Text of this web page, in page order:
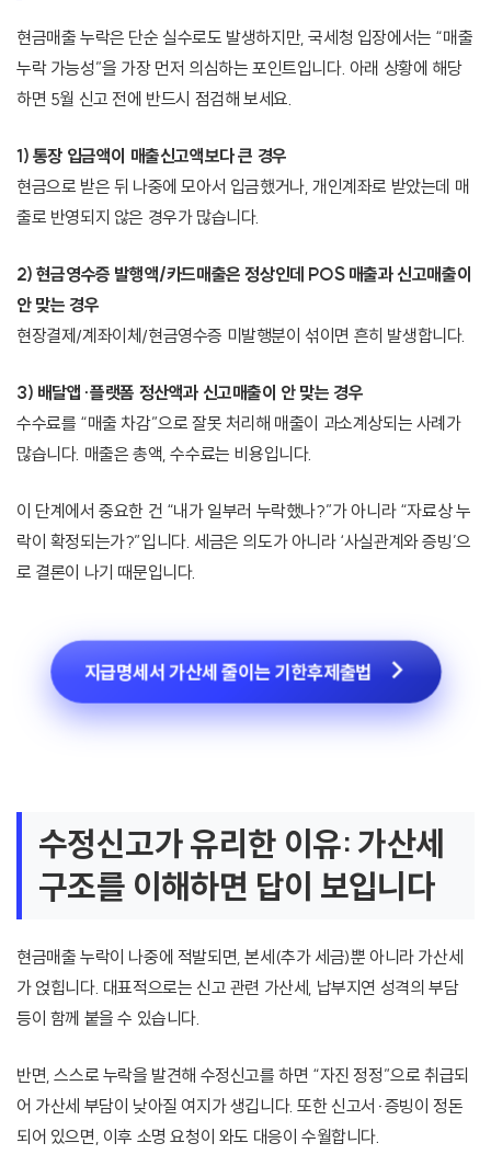
현금매출 누락은 단순 실수로도 발생하지만, 국세청 입장에서는 “매출
누락 가능성”을 가장 먼저 의심하는 포인트입니다. 아래 상황에 해당
하면 5월 신고 전에 반드시 점검해 보세요.
1) 통장 입금액이 매출신고액보다 큰 경우
현금으로 받은 뒤 나중에 모아서 입금했거나, 개인계좌로 받았는데 매
출로 반영되지 않은 경우가 많습니다.
2) 현금영수증 발행액/카드매출은 정상인데 POS 매출과 신고매출이
안 맞는 경우
현장결제/계좌이체/현금영수증 미발행분이 섞이면 흔히 발생합니다.
3) 배달앱·플랫폼 정산액과 신고매출이 안 맞는 경우
수수료를 “매출 차감”으로 잘못 처리해 매출이 과소계상되는 사례가
많습니다. 매출은 총액, 수수료는 비용입니다.
이 단계에서 중요한 건 “내가 일부러 누락했나?”가 아니라 “자료상 누
락이 확정되는가?”입니다. 세금은 의도가 아니라 ‘사실관계와 증빙’으
로 결론이 나기 때문입니다.
지급명세서 가산세 줄이는 기한후제출법
수정신고가 유리한 이유: 가산세
구조를 이해하면 답이 보입니다
현금매출 누락이 나중에 적발되면, 본세(추가 세금)뿐 아니라 가산세
가 얹힙니다. 대표적으로는 신고 관련 가산세, 납부지연 성격의 부담
등이 함께 붙을 수 있습니다.
반면, 스스로 누락을 발견해 수정신고를 하면 “자진 정정”으로 취급되
어 가산세 부담이 낮아질 여지가 생깁니다. 또한 신고서·증빙이 정돈
되어 있으면, 이후 소명 요청이 와도 대응이 수월합니다.